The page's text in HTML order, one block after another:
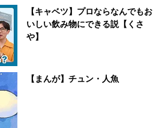
【キャベツ】プロならなんでもお
いしい飲み物にできる説【くさ
や】
【まんが】チュン・人魚